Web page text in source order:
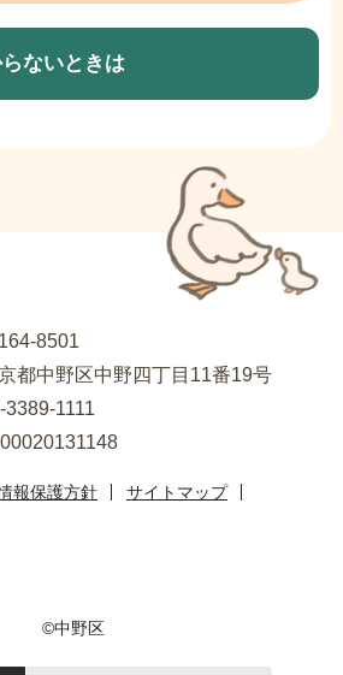
ないときは
8501
都中野区中野四丁目11番19号
3389-1111
報保護方針
サイトマップ
©中野区